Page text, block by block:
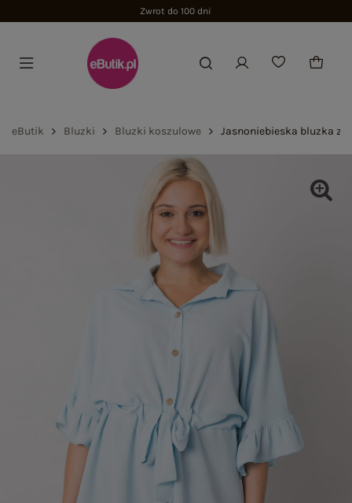
Zwrot do 100 dni
eButik Bluzki Bluzki koszulowe Jasnoniebieska bluzka z